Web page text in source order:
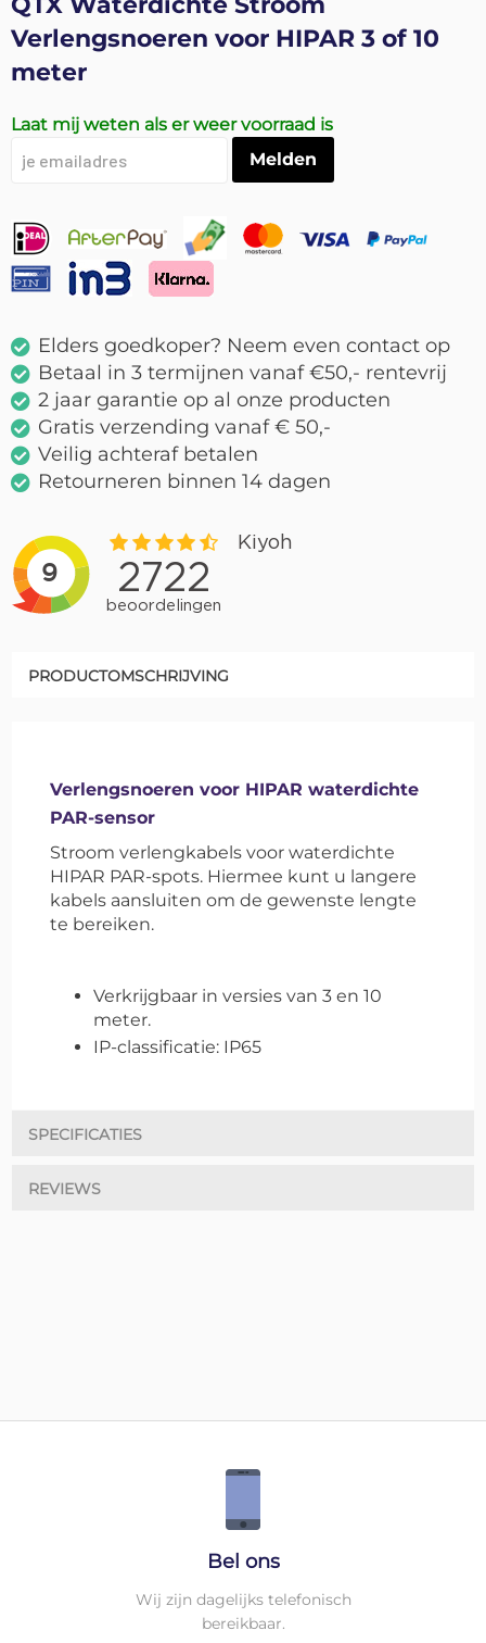
Verlengsnoeren voor HIPAR 3 of 10
meter
Laat mij weten als er weer voorraad is
Melden
Elders goedkoper? Neem even contact op
Betaal in 3 termijnen vanaf €50,- rentevrij
2 jaar garantie op al onze producten
Gratis verzending vanaf € 50,-
Veilig achteraf betalen
Retourneren binnen 14 dagen
naar
het
van
afbeeldingen-
gallerij
PRODUCTOMSCHRIJVING
Verlengsnoeren voor HIPAR waterdichte
PAR-sensor
Stroom verlengkabels voor waterdichte
HIPAR PAR-spots. Hiermee kunt u langere
kabels aansluiten om de gewenste lengte
te bereiken.
Verkrijgbaar in versies van 3 en 10
meter.
IP-classificatie: IP65
SPECIFICATIES
REVIEWS
Bel ons
Wij zijn dagelijks telefonisch
bereikbaar.